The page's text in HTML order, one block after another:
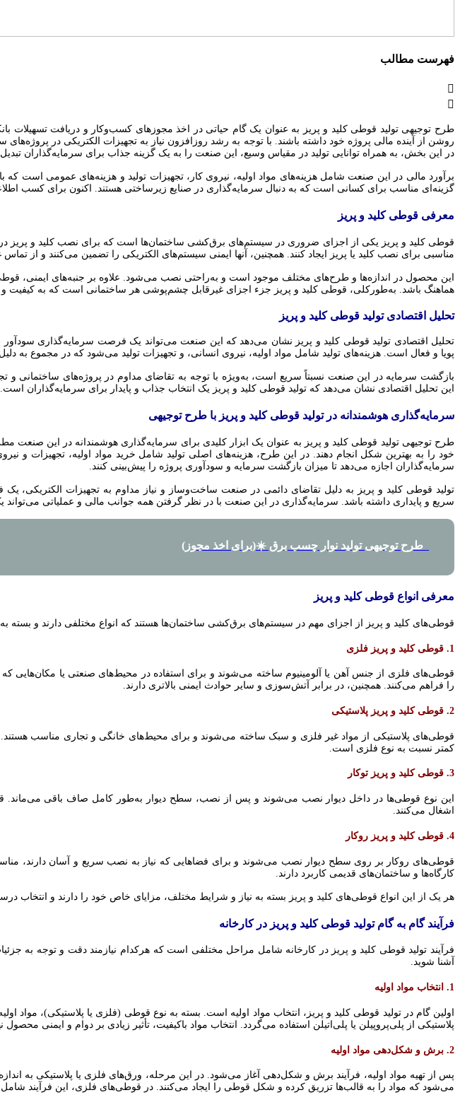
فهرست مطالب
طرح توجیهی تولید قوطی کلید و پریز به عنوان یک گام حیاتی در اخذ مجوزهای کسب‌وکار و دریافت تسهیلات
روشن از آینده مالی پروژه خود داشته باشند. با توجه به رشد روزافزون نیاز به تجهیزات الکتریکی در
در این بخش، به همراه توانایی تولید در مقیاس وسیع، این صنعت را به یک گزینه جذاب برای سرمایه‌گذاران
برآورد مالی در این صنعت شامل هزینه‌های مواد اولیه، نیروی کار، تجهیزات تولید و هزینه‌های عمومی است
گزینه‌ای مناسب برای کسانی است که به دنبال سرمایه‌گذاری در صنایع زیرساختی هستند. اکنون برای کسب
معرفی قوطی کلید و پریز
قوطی کلید و پریز یکی از اجزای ضروری در سیستم‌های برق‌کشی ساختمان‌ها است که برای نصب کلید و پریز
مناسبی برای نصب کلید یا پریز ایجاد کنند. همچنین، آنها ایمنی سیستم‌های الکتریکی را تضمین می‌کنند و از
این محصول در اندازه‌ها و طرح‌های مختلف موجود است و به‌راحتی نصب می‌شود. علاوه بر جنبه‌های ایمنی،
هماهنگ باشد. به‌طورکلی، قوطی کلید و پریز جزء اجزای غیرقابل چشم‌پوشی هر ساختمانی است که به کیفیت
تحلیل اقتصادی تولید قوطی کلید و پریز
تحلیل اقتصادی تولید قوطی کلید و پریز نشان می‌دهد که این صنعت می‌تواند یک فرصت سرمایه‌گذاری
پویا و فعال است. هزینه‌های تولید شامل مواد اولیه، نیروی انسانی، و تجهیزات تولید می‌شود که در مجموع به
بازگشت سرمایه در این صنعت نسبتاً سریع است، به‌ویژه با توجه به تقاضای مداوم در پروژه‌های ساختمانی و
این تحلیل اقتصادی نشان می‌دهد که تولید قوطی کلید و پریز یک انتخاب جذاب و پایدار برای سرمایه‌گذاران است.
سرمایه‌گذاری هوشمندانه در تولید قوطی کلید و پریز با طرح توجیهی
طرح توجیهی تولید قوطی کلید و پریز به عنوان یک ابزار کلیدی برای سرمایه‌گذاری هوشمندانه در این صنعت
خود را به بهترین شکل انجام دهند. در این طرح، هزینه‌های اصلی تولید شامل خرید مواد اولیه، تجهیزات و
سرمایه‌گذاران اجازه می‌دهد تا میزان بازگشت سرمایه و سودآوری پروژه را پیش‌بینی کنند.
تولید قوطی کلید و پریز به دلیل تقاضای دائمی در صنعت ساخت‌وساز و نیاز مداوم به تجهیزات
سریع و پایداری داشته باشد. سرمایه‌گذاری در این صنعت با در نظر گرفتن همه جوانب مالی و عملیاتی می‌تواند
طرح توجیهی تولید نوار چسب برق ☀️(برای اخذ مجوز)
معرفی انواع قوطی کلید و پریز
قوطی‌های کلید و پریز از اجزای مهم در سیستم‌های برق‌کشی ساختمان‌ها هستند که انواع مختلفی دارند و بسته
1. قوطی کلید و پریز فلزی
قوطی‌های فلزی از جنس آهن یا آلومینیوم ساخته می‌شوند و برای استفاده در محیط‌های صنعتی یا مکان‌هایی که
را فراهم می‌کنند. همچنین، در برابر آتش‌سوزی و سایر حوادث ایمنی بالاتری دارند.
2. قوطی کلید و پریز پلاستیکی
قوطی‌های پلاستیکی از مواد غیر فلزی و سبک ساخته می‌شوند و برای محیط‌های خانگی و تجاری مناسب
کمتر نسبت به نوع فلزی است.
3. قوطی کلید و پریز توکار
این نوع قوطی‌ها در داخل دیوار نصب می‌شوند و پس از نصب، سطح دیوار به‌طور کامل صاف باقی می‌ماند.
اشغال می‌کنند.
4. قوطی کلید و پریز روکار
قوطی‌های روکار بر روی سطح دیوار نصب می‌شوند و برای فضاهایی که نیاز به نصب سریع و آسان دارند،
کارگاه‌ها و ساختمان‌های قدیمی کاربرد دارند.
هر یک از این انواع قوطی‌های کلید و پریز بسته به نیاز و شرایط مختلف، مزایای خاص خود را دارند و انتخاب
فرآیند گام به گام تولید قوطی کلید و پریز در کارخانه
فرآیند تولید قوطی کلید و پریز در کارخانه شامل مراحل مختلفی است که هرکدام نیازمند دقت و توجه به
آشنا شوید.
1. انتخاب مواد اولیه
اولین گام در تولید قوطی کلید و پریز، انتخاب مواد اولیه است. بسته به نوع قوطی (فلزی یا پلاستیکی)،
پلاستیکی از پلی‌پروپیلن یا پلی‌اتیلن استفاده می‌گردد. انتخاب مواد باکیفیت، تأثیر زیادی بر دوام و ایمنی
2. برش و شکل‌دهی مواد اولیه
پس از تهیه مواد اولیه، فرآیند برش و شکل‌دهی آغاز می‌شود. در این مرحله، ورق‌های فلزی یا پلاستیکی به
می‌شود که مواد را به قالب‌ها تزریق کرده و شکل قوطی را ایجاد می‌کنند. در قوطی‌های فلزی، این فرآیند